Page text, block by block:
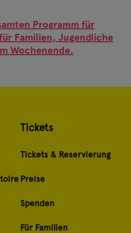
Programm für
Familien, Jugendliche
Wochenende.
Tickets
Tickets & Reservierung
Preise
Spenden
Für Familien